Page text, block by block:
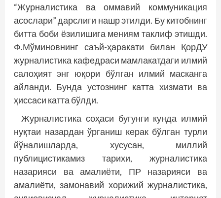
“Журналистика ва оммавий коммуникация
асослари” дарслиги нашр этилди. Бу китобнинг
битта боби ёзилишига мениям таклиф этишди.
Ф.Мўминовнинг саъй-ҳаракати билан ҚорДУ
журналистика кафедраси мамлакатдаги илмий
салоҳият энг юқори бўлган илмий масканга
айланди. Бунда устознинг катта хизмати ва
ҳиссаси катта бўлди.
Журналистика соҳаси бугунги кунда илмий
нуқтаи назардан ўрганиш керак бўлган турли
йўналишларда, хусусан, миллий
публицистикамиз тарихи, журналистика
назарияси ва амалиёти, ПР назарияси ва
амалиёти, замонавий хорижий журналистика,